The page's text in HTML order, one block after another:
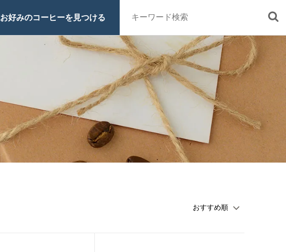
シュガー・フレッシュ・シロ
コーヒー器具
ヒロオリジナルグッズ
■定期便
■特集 一覧
■原材料・販売期間一覧
ヒロコーヒーについて
スペシャルティコーヒーとは
オーガニックコーヒーへのこだわ
0120-16-1050
お好みのコーヒーを見つける